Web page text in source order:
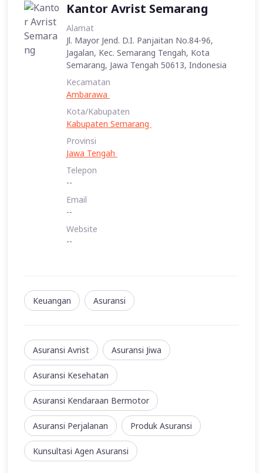
Kantor Avrist Semarang
Alamat
Jl. Mayor Jend. D.I. Panjaitan No.84-96,
Jagalan, Kec. Semarang Tengah, Kota
Semarang, Jawa Tengah 50613, Indonesia
Kecamatan
Ambarawa
Kota/Kabupaten
Kabupaten Semarang
Provinsi
Jawa Tengah
Telepon
--
Email
--
Website
--
Keuangan Asuransi
Asuransi Avrist Asuransi Jiwa
Asuransi Kesehatan
Asuransi Kendaraan Bermotor
Asuransi Perjalanan Produk Asuransi
Kunsultasi Agen Asuransi